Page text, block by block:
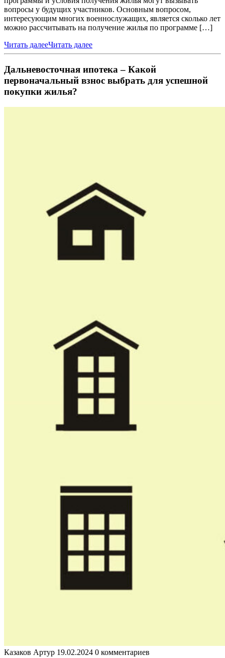
вопросы у будущих участников. Основным вопросом,
интересующим многих военнослужащих, является сколько лет
можно рассчитывать на получение жилья по программе […]
Читать далееЧитать далее
Дальневосточная ипотека – Какой
первоначальный взнос выбрать для успешной
покупки жилья?
Казаков Артур 19.02.2024 0 комментариев